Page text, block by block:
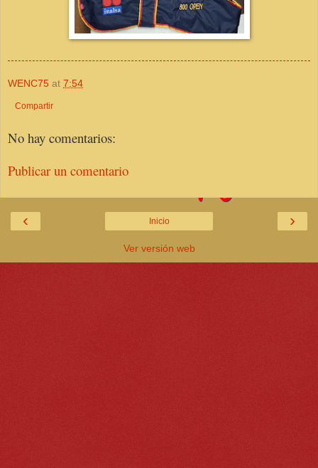
WENC75 at 7:54
Compartir
No hay comentarios:
Publicar un comentario
‹ ›
Inicio
Ver versión web